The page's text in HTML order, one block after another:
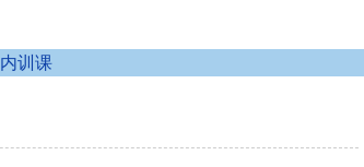
内训课